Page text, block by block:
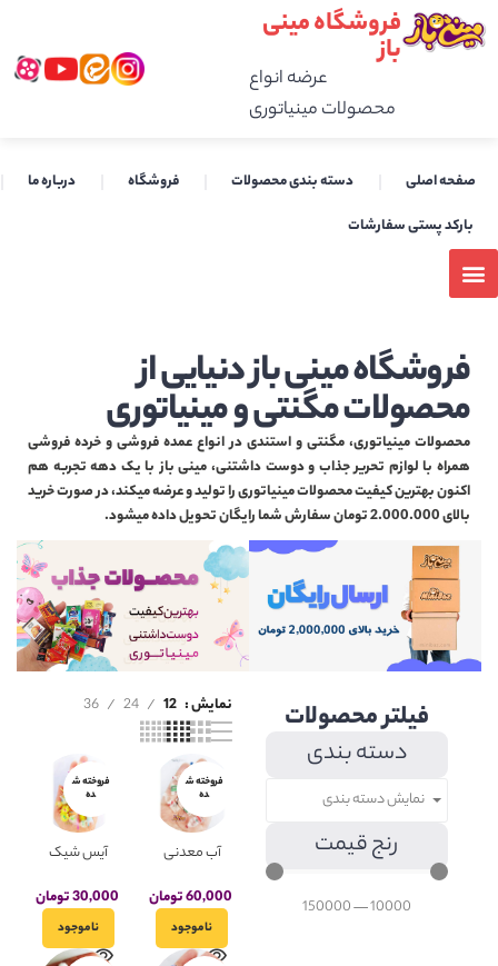
فروشگاه مینی
باز
عرضه انواع
محصولات مینیاتوری
صفحه اصلی دسته بندی محصولات فروشگاه
درباره ما
بارکد پستی سفارشات
فروشگاه مینی باز دنیایی از
محصولات مگنتی و مینیاتوری
محصولات مینیاتوری، مگنتی و استندی در انواع عمده فروشی و خرده فروشی
همراه با لوازم تحریر جذاب و دوست داشتنی، مینی باز با یک دهه تجربه هم
اکنون بهترین کیفیت محصولات مینیاتوری را تولید و عرضه میکند، در صورت خرید
بالای 2.000.000 تومان سفارش شما رایگان تحویل داده میشود.
فیلتر محصولات
دسته بندی
نمایش دسته بندی
رنج قیمت
10000
—
150000
نمایش 12
24
36
فروخته ش
ده
آب معدنی
ی)
60,000تومان
ناموجود
فروخته ش
ده
آیس شیک
مینیاتوری(تک
30,000تومان
ناموجود